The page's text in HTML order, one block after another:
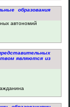
образования
автономий
являются из